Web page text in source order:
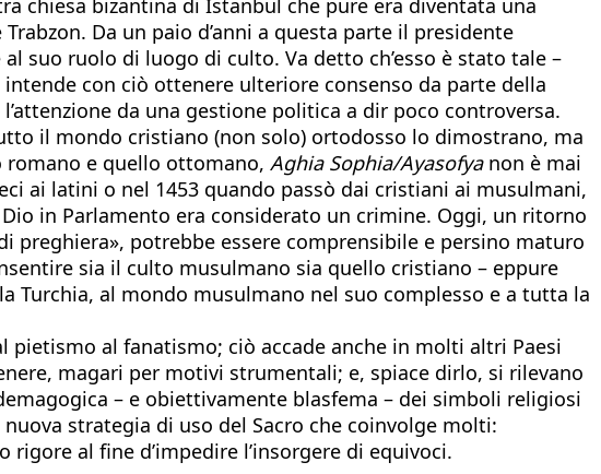
chiesa bizantina di Istanbul che pure era diventata una
Da un paio d’anni a questa parte il presidente
suo ruolo di luogo di culto. Va detto ch’esso è stato tale –
con ciò ottenere ulteriore consenso da parte della
da una gestione politica a dir poco controversa.
il mondo cristiano (non solo) ortodosso lo dimostrano, ma
e quello ottomano, Aghia Sophia/Ayasofyanon è mai
ai latini o nel 1453 quando passò dai cristiani ai musulmani,
in Parlamento era considerato un crimine. Oggi, un ritorno
preghiera», potrebbe essere comprensibile e persino maturo
sia il culto musulmano sia quello cristiano – eppure
al mondo musulmano nel suo complesso e a tutta la
al fanatismo; ciò accade anche in molti altri Paesi
magari per motivi strumentali; e, spiace dirlo, si rilevano
– e obiettivamente blasfema – dei simboli religiosi
strategia di uso del Sacro che coinvolge molti:
al fine d’impedire l’insorgere di equivoci.